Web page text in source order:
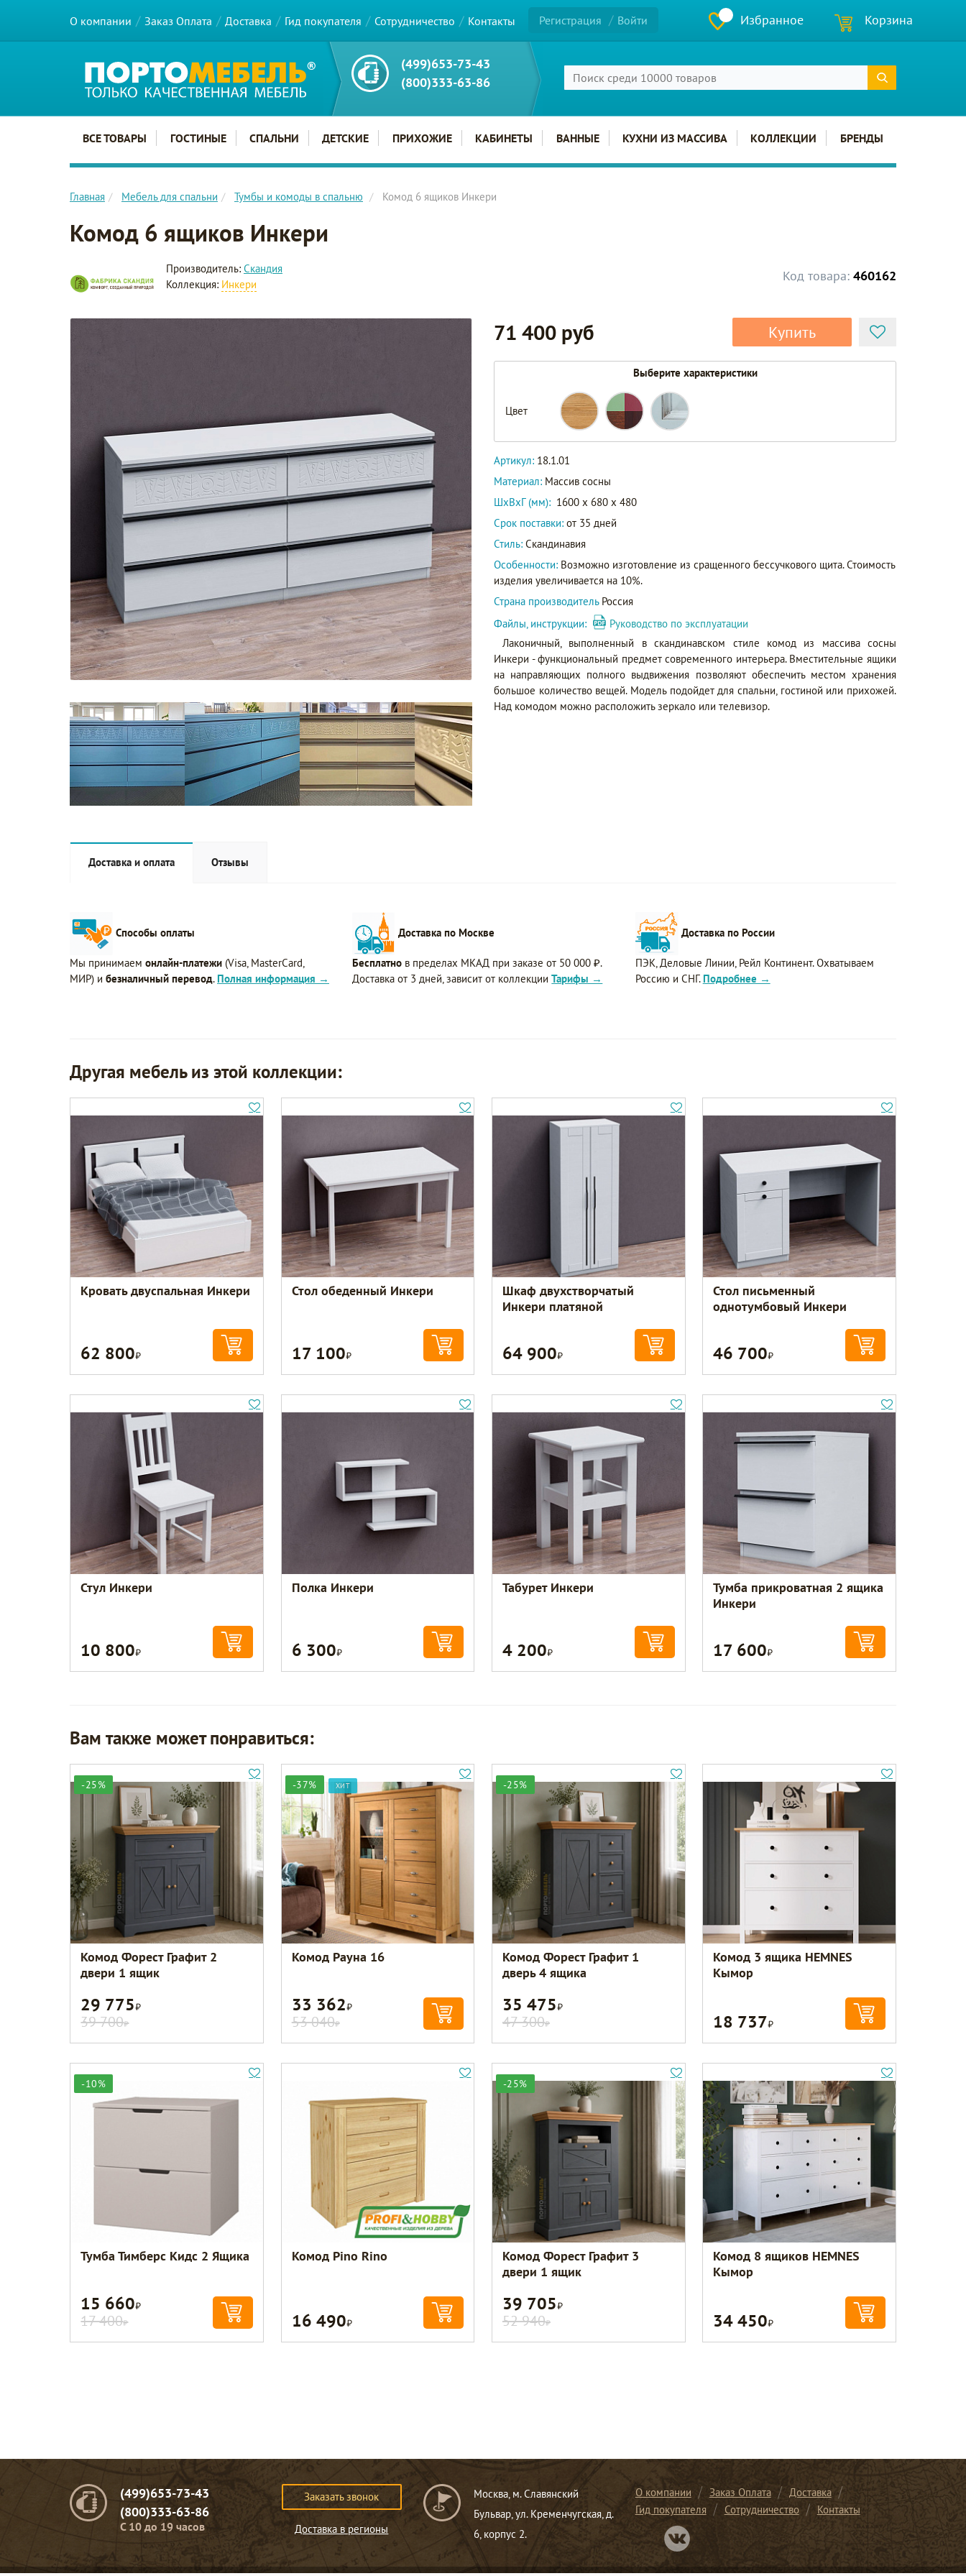
О компании Заказ Оплата Доставка Гид покупателя Сотрудничество Контакты Регистрация Войти Избранное Корзина
(499)653-73-43
(800)333-63-86
Главное меню сайта
ВСЕ ТОВАРЫ ГОСТИНЫЕ СПАЛЬНИ ДЕТСКИЕ ПРИХОЖИЕ КАБИНЕТЫ ВАННЫЕ КУХНИ ИЗ МАССИВА КОЛЛЕКЦИИ БРЕНДЫ
Главная Мебель для спальни Тумбы и комоды в спальню Комод 6 ящиков Инкери
Комод 6 ящиков Инкери
Код товара: 460162
Производитель: Скандия
Коллекция: Инкери
71 400 руб Купить
Выберите характеристики
Цвет
Артикул: 18.1.01
Материал: Массив сосны
ШxВxГ (мм): 1600 x 680 x 480
Срок поставки: от 35 дней
Стиль: Скандинавия
Особенности: Возможно изготовление из сращенного бессучкового щита. Стоимость
изделия увеличивается на 10%.
Страна производитель Россия
Файлы, инструкции:
Руководство по эксплуатации
Лаконичный, выполненный в скандинавском стиле комод из массива сосны
Инкери - функциональный предмет современного интерьера. Вместительные ящики
на направляющих полного выдвижения позволяют обеспечить местом хранения
большое количество вещей. Модель подойдет для спальни, гостиной или прихожей.
Над комодом можно расположить зеркало или телевизор.
Доставка и оплата Отзывы
Способы оплаты
Мы принимаем онлайн-платежи (Visa, MasterCard,
МИР) и безналичный перевод. Полная информация →
Доставка по Москве
Бесплатно в пределах МКАД при заказе от 50 000 ₽.
Доставка от 3 дней, зависит от коллекцииТарифы →
Доставка по России
ПЭК, Деловые Линии, Рейл Континент. Охватываем
Россию и СНГ. Подробнее →
Другая мебель из этой коллекции:
Кровать двуспальная Инкери
62 800Р
Стол обеденный Инкери
17 100Р
Шкаф двухстворчатый
Инкери платяной
64 900Р
Стол письменный
однотумбовый Инкери
46 700Р
Стул Инкери
10 800Р
Полка Инкери
6 300Р
Табурет Инкери
4 200Р
Тумба прикроватная 2 ящика
Инкери
17 600Р
Вам также может понравиться:
-25%
Комод Форест Графит 2
двери 1 ящик
29 775Р
39 700Р
-37% ХИТ
Комод Рауна 16
33 362Р
53 040Р
-25%
Комод Форест Графит 1
дверь 4 ящика
35 475Р
47 300Р
Комод 3 ящика HEMNES
Кымор
18 737Р
-10%
Тумба Тимберс Кидс 2 Ящика
15 660Р
17 400Р
Комод Pino Rino
16 490Р
-25%
Комод Форест Графит 3
двери 1 ящик
39 705Р
52 940Р
Комод 8 ящиков HEMNES
Кымор
34 450Р
(499)653-73-43
(800)333-63-86
C 10 до 19 часов
Заказать звонок
Доставка в регионы
Москва, м. Славянский
Бульвар, ул. Кременчугская, д.
6, корпус 2.
О компании Заказ Оплата
Доставка
Гид покупателя
Сотрудничество
Контакты
Перейти в нашу группу Вконтакте